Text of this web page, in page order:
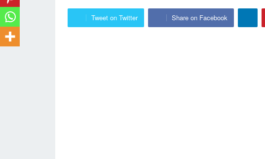
Tweet on Twitter Share on Facebook